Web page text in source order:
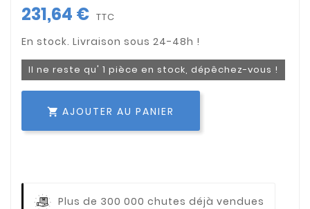
231,64 € TTC
Il ne reste qu' 1 pièce en stock, dépêchez-vous !
 AJOUTER AU PANIER
Plus de 300 000 chutes déjà vendues